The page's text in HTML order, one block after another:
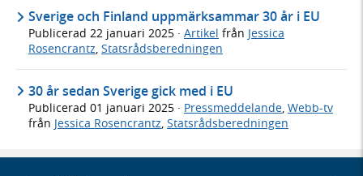
Sverige och Finland uppmärksammar 30 år i EU
Publicerad 22 januari 2025 · Artikel från Jessica
Rosencrantz, Statsrådsberedningen
30 år sedan Sverige gick med i EU
Publicerad 01 januari 2025 · Pressmeddelande, Webb-tv
från Jessica Rosencrantz, Statsrådsberedningen